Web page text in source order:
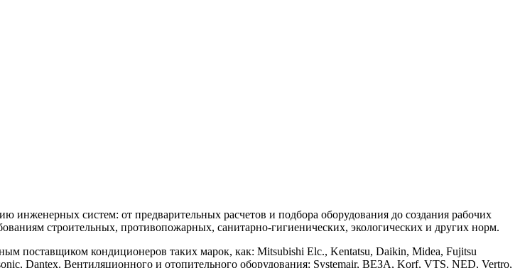
систем: от предварительных расчетов и подбора оборудования до создания рабочих
строительных, противопожарных, санитарно-гигиенических, экологических и других норм.
кондиционеров таких марок, как: Mitsubishi Elc., Kentatsu, Daikin, Midea, Fujitsu
Dantex. Вентиляционного и отопительного оборудования: Systemair, ВЕЗА, Korf, VTS, NED, Vertro,